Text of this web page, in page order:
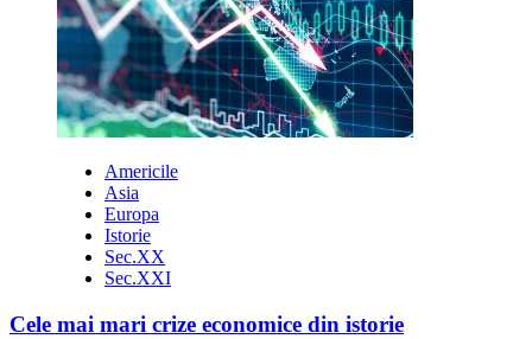
(2010-
2011)
Americile
Asia
Europa
Istorie
Sec.XX
Sec.XXI
Cele mai mari crize economice din istorie